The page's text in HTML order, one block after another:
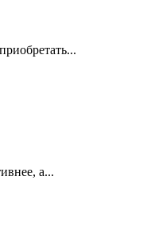
а...